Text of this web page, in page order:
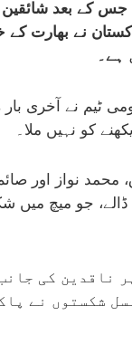
جس کے بعد
ہے۔
ٹیم نے آخری
جبکہ شاہین شاہ آفریدی، ابرار احمد اور شاداب خان نے
کی جانب
شکستوں نے